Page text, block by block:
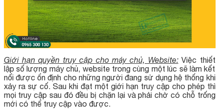
Giới hạn quyền truy cập cho máy chủ, Website:Việc thiết
lập số lượng máy chủ, website trong cùng một lúc sẽ làm kết
nối được ổn định cho những người đang sử dụng hệ thống khi
xảy ra sự cố. Sau khi đạt một giới hạn truy cập cho phép thì
mọi truy cập sau đó đều bị chặn lại và phải chờ có chỗ trống
mới có thể truy cập vào được.